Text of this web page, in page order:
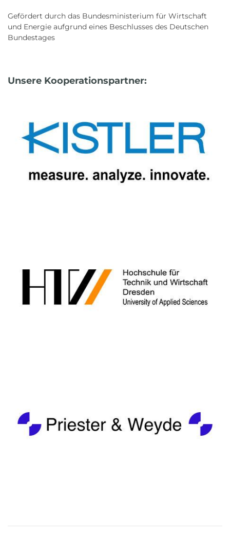
Gefördert durch das Bundesministerium für Wirtschaft
und Energie aufgrund eines Beschlusses des Deutschen
Bundestages
Unsere Kooperationspartner: